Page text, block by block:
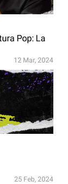
Pop: La
12 Mar, 2024
25 Feb, 2024